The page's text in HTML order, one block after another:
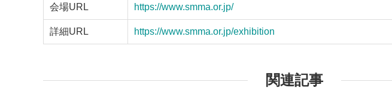
会場URL https://www.smma.or.jp/
詳細URL https://www.smma.or.jp/exhibition
関連記事